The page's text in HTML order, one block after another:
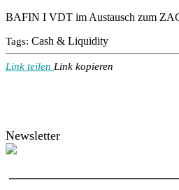
BAFIN I VDT im Austausch zum
Tags: Cash & Liquidity
Link teilen Link kopieren
Newsletter